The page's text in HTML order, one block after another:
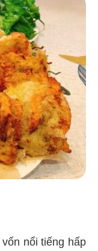
nổi tiếng hấp